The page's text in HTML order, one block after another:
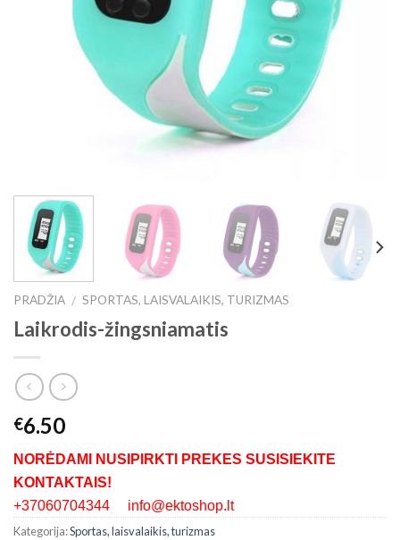
PRADŽIA / SPORTAS, LAISVALAIKIS, TURIZMAS
Laikrodis-žingsniamatis
€6.50
NORĖDAMI NUSIPIRKTI PREKES SUSISIEKITE
KONTAKTAIS!
+37060704344 info@ektoshop.lt
Kategorija:Sportas, laisvalaikis, turizmas